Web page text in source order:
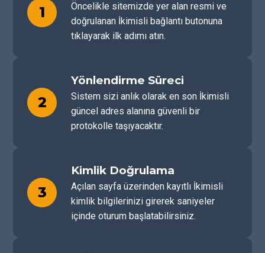
1
Öncelikle sitemizde yer alan resmi ve
doğrulanan İkimisli bağlantı butonuna
tıklayarak ilk adımı atın.
2
Yönlendirme Süreci
Sistem sizi anlık olarak en son İkimisli
güncel adres alanına güvenli bir
protokolle taşıyacaktır.
3
Kimlik Doğrulama
Açılan sayfa üzerinden kayıtlı İkimisli
kimlik bilgilerinizi girerek saniyeler
içinde oturum başlatabilirsiniz.